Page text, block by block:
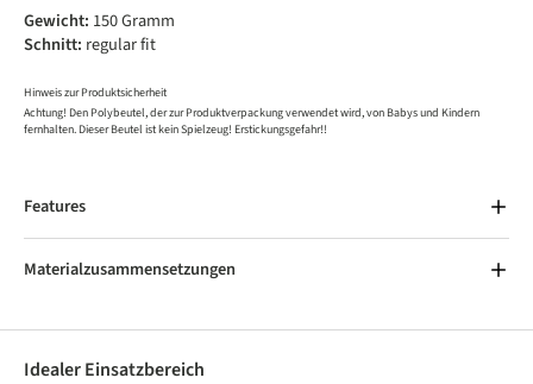
Gewicht: 150 Gramm
Schnitt: regular fit
Hinweis zur Produktsicherheit
Achtung! Den Polybeutel, der zur Produktverpackung verwendet wird, von Babys und Kindern
fernhalten. Dieser Beutel ist kein Spielzeug! Erstickungsgefahr!!
Features
Materialzusammensetzungen
Idealer Einsatzbereich